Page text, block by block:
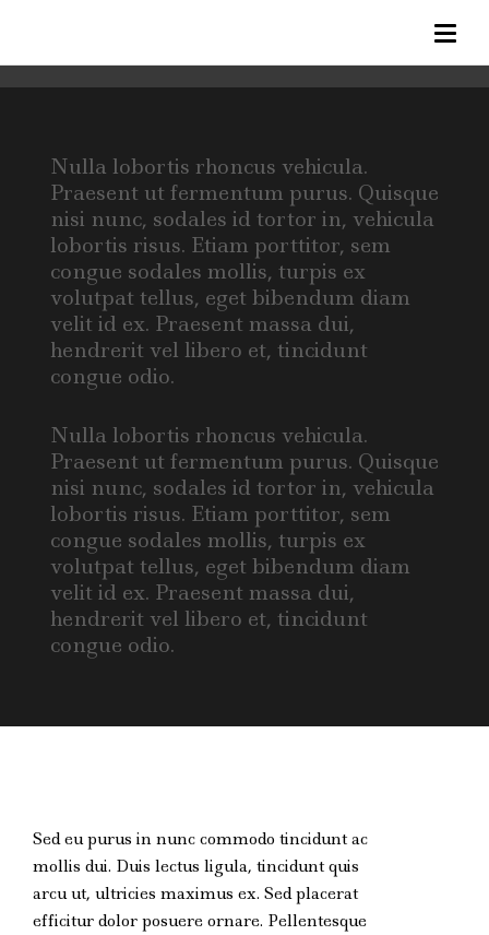
Nulla lobortis rhoncus vehicula.
Praesent ut fermentum purus. Quisque
nisi nunc, sodales id tortor in, vehicula
lobortis risus. Etiam porttitor, sem
congue sodales mollis, turpis ex
volutpat tellus, eget bibendum diam
velit id ex. Praesent massa dui,
hendrerit vel libero et, tincidunt
congue odio.
Nulla lobortis rhoncus vehicula.
Praesent ut fermentum purus. Quisque
nisi nunc, sodales id tortor in, vehicula
lobortis risus. Etiam porttitor, sem
congue sodales mollis, turpis ex
volutpat tellus, eget bibendum diam
velit id ex. Praesent massa dui,
hendrerit vel libero et, tincidunt
congue odio.
Sed eu purus in nunc commodo tincidunt ac
mollis dui. Duis lectus ligula, tincidunt quis
arcu ut, ultricies maximus ex. Sed placerat
efficitur dolor posuere ornare. Pellentesque